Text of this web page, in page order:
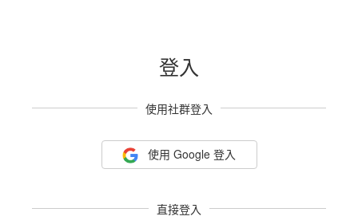
登入
使用社群登入
使用 Google 登入
直接登入